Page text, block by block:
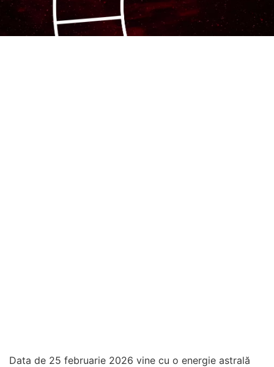
Data de 25 februarie 2026 vine cu o energie astrală